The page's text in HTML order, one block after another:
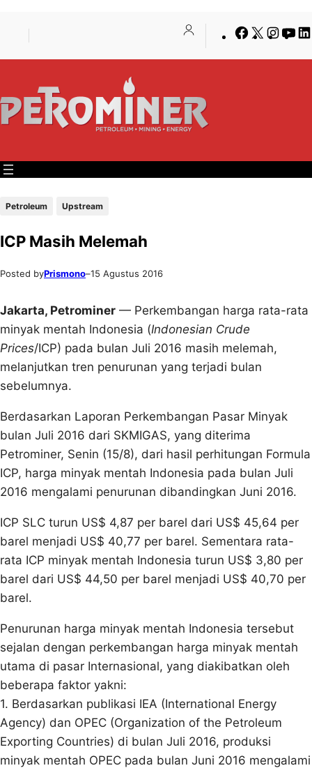
konten
content
Facebook
X
Petroleum Upstream
ICP Masih Melemah
Posted byPrismono–15 Agustus 2016
Jakarta, Petrominer — Perkembangan harga rata-rata
minyak mentah Indonesia (Indonesian Crude
Prices/ICP) pada bulan Juli 2016 masih melemah,
melanjutkan tren penurunan yang terjadi bulan
sebelumnya.
Berdasarkan Laporan Perkembangan Pasar Minyak
bulan Juli 2016 dari SKMIGAS, yang diterima
Petrominer, Senin (15/8), dari hasil perhitungan Formula
ICP, harga minyak mentah Indonesia pada bulan Juli
2016 mengalami penurunan dibandingkan Juni 2016.
ICP SLC turun US$ 4,87 per barel dari US$ 45,64 per
barel menjadi US$ 40,77 per barel. Sementara rata-
rata ICP minyak mentah Indonesia turun US$ 3,80 per
barel dari US$ 44,50 per barel menjadi US$ 40,70 per
barel.
Penurunan harga minyak mentah Indonesia tersebut
sejalan dengan perkembangan harga minyak mentah
utama di pasar Internasional, yang diakibatkan oleh
beberapa faktor yakni:
1. Berdasarkan publikasi IEA (International Energy
Agency) dan OPEC (Organization of the Petroleum
Exporting Countries) di bulan Juli 2016, produksi
minyak mentah OPEC pada bulan Juni 2016 mengalami